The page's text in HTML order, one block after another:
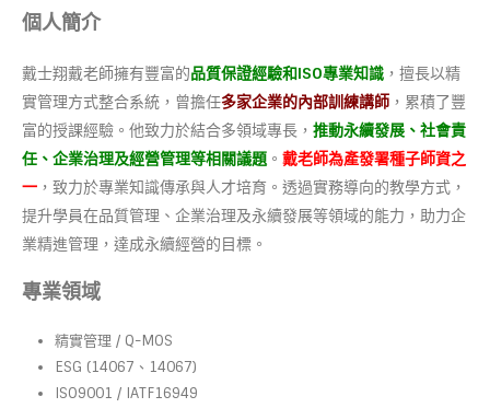
個人簡介
戴士翔戴老師擁有豐富的品質保證經驗和ISO專業知識 ，擅長以精
實管理方式整合系統，曾擔任多家企業的內部訓練講師 ，累積了豐
富的授課經驗。他致力於結合多領域專長， 推動永續發展、社會責
任、企業治理及經營管理等相關議題 。 戴老師為產發署種子師資之
一 ，致力於專業知識傳承與人才培育。透過實務導向的教學方式，
提升學員在品質管理、企業治理及永續發展等領域的能力，助力企
業精進管理，達成永續經營的目標。
專業領域
精實管理 / Q-MOS
ESG (14067、14067)
ISO9001 / IATF16949